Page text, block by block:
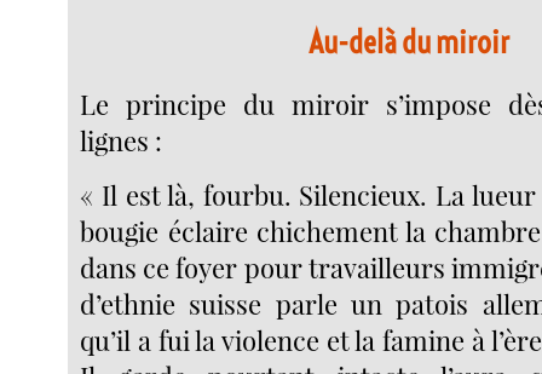
Au-delà du miroir
Le principe du miroir s’impose
lignes :
« Il est là, fourbu. Silencieux. La lueur
bougie éclaire chichement la
dans ce foyer pour travailleurs
d’ethnie suisse parle un patois
qu’il a fui la violence et la famine à